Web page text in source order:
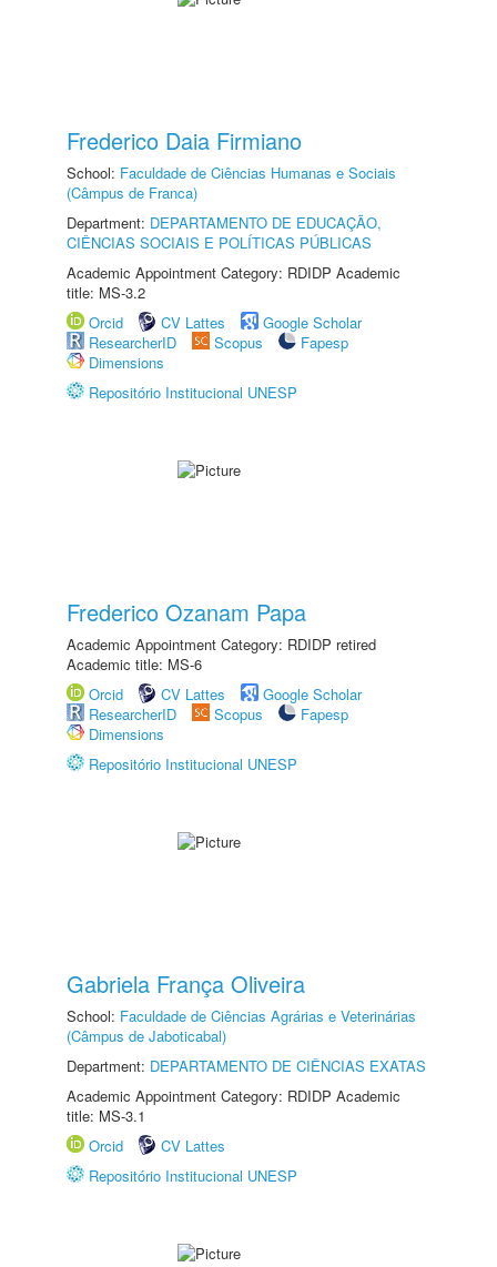
Frederico Daia Firmiano
School: Faculdade de Ciências Humanas e Sociais
(Câmpus de Franca)
Department: DEPARTAMENTO DE EDUCAÇÃO,
CIÊNCIAS SOCIAIS E POLÍTICAS PÚBLICAS
Academic Appointment Category: RDIDP Academic
title: MS-3.2
Orcid
CV Lattes
Google Scholar
ResearcherID
Scopus
Fapesp
Dimensions
Repositório Institucional UNESP
Frederico Ozanam Papa
Academic Appointment Category: RDIDP retired
Academic title: MS-6
Orcid
CV Lattes
Google Scholar
ResearcherID
Scopus
Fapesp
Dimensions
Repositório Institucional UNESP
Gabriela França Oliveira
School: Faculdade de Ciências Agrárias e Veterinárias
(Câmpus de Jaboticabal)
Department: DEPARTAMENTO DE CIÊNCIAS EXATAS
Academic Appointment Category: RDIDP Academic
title: MS-3.1
Orcid
CV Lattes
Repositório Institucional UNESP